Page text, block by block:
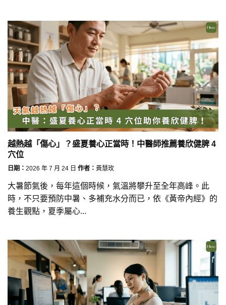
越熱越「傷心」？盛夏養心正當時！中醫師推薦養欣健脾 4
穴位
日期： 2026 年 7 月 24 日 作者： 黃慧玫
大暑節氣後，每年這個時候，氣溫將攀升至全年高峰。此
時，不只要預防中暑、多補充水分而已，依《黃帝內經》的
養生觀點，夏季屬心...